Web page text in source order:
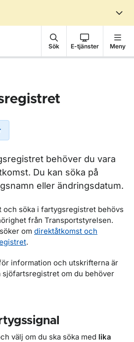
Sök E-tjänster Meny
behöver du vara
Du kan söka på
eller ändringsdatum.
och söka i fartygsregistret behövs
från Transportstyrelsen.
om direktåtkomst och
.
information och utskrifterna är
sjöfartsregistret om du behöver
välj om du ska söka med lika